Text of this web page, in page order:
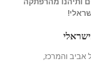
אביב והמרכז,